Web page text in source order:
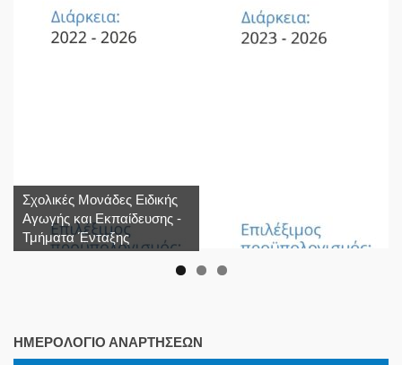
Σχολικές Μονάδες Ειδικής
Αγωγής και Εκπαίδευσης -
Τμήματα Ένταξης
ΗΜΕΡΟΛΌΓΙΟ ΑΝΑΡΤΉΣΕΩΝ